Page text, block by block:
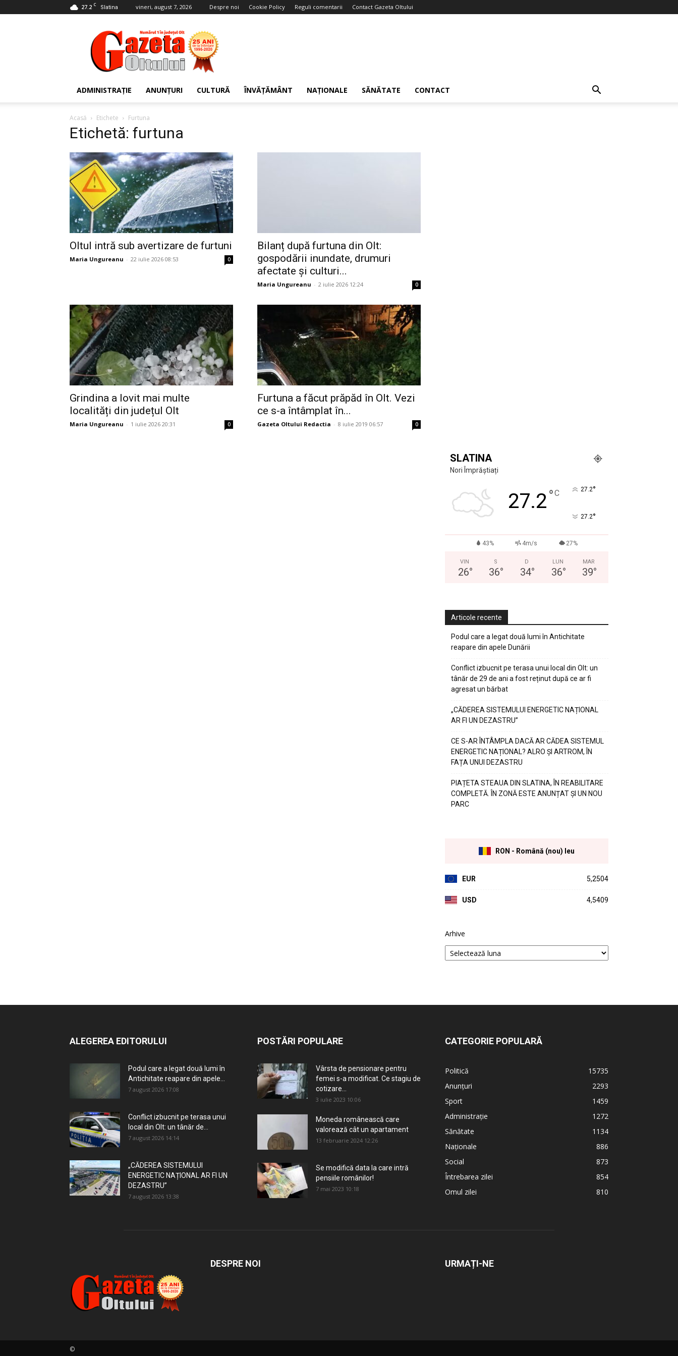
27.2 C Slatina vineri, august 7, 2026 Despre noi Cookie Policy Reguli comentarii Contact Gazeta Oltului
Gazeta
Oltului
ADMINISTRAȚIE ANUNȚURI CULTURĂ ÎNVĂȚĂMÂNT NAȚIONALE SĂNĂTATE CONTACT
Acasă Etichete Furtuna
Etichetă: furtuna
Oltul intră sub avertizare de furtuni
Maria Ungureanu - 22 iulie 2026 08:53 0
Bilanț după furtuna din Olt:
gospodării inundate, drumuri
afectate și culturi...
Maria Ungureanu - 2 iulie 2026 12:24 0
Grindina a lovit mai multe
localități din județul Olt
Maria Ungureanu - 1 iulie 2026 20:31 0
Furtuna a făcut prăpăd în Olt. Vezi
ce s-a întâmplat în...
Gazeta Oltului Redactia - 8 iulie 2019 06:57 0
SLATINA
Nori Împrăștiați
27.2°C 27.2°
27.2°
43% 4m/s 27%
VIN
26°
S
36°
D
34°
LUN
36°
MAR
39°
Articole recente
Podul care a legat două lumi în Antichitate
reapare din apele Dunării
Conflict izbucnit pe terasa unui local din Olt: un
tânăr de 29 de ani a fost reținut după ce ar fi
agresat un bărbat
„CĂDEREA SISTEMULUI ENERGETIC NAȚIONAL
AR FI UN DEZASTRU”
CE S-AR ÎNTÂMPLA DACĂ AR CĂDEA SISTEMUL
ENERGETIC NAȚIONAL? ALRO ȘI ARTROM, ÎN
FAȚA UNUI DEZASTRU
PIAȚETA STEAUA DIN SLATINA, ÎN REABILITARE
COMPLETĂ. ÎN ZONĂ ESTE ANUNȚAT ȘI UN NOU
PARC
RON - Română (nou) leu
EUR 5,2504
USD 4,5409
Arhive
ALEGEREA EDITORULUI
Podul care a legat două lumi în
Antichitate reapare din apele...
7 august 2026 17:08
Conflict izbucnit pe terasa unui
local din Olt: un tânăr de...
7 august 2026 14:14
„CĂDEREA SISTEMULUI
ENERGETIC NAȚIONAL AR FI UN
DEZASTRU”
7 august 2026 13:38
POSTĂRI POPULARE
Vârsta de pensionare pentru
femei s-a modificat. Ce stagiu de
cotizare...
3 iulie 2023 10:06
Moneda românească care
valorează cât un apartament
13 februarie 2024 12:26
Se modifică data la care intră
pensiile românilor!
7 mai 2023 10:18
CATEGORIE POPULARĂ
Politică
15735
Anunțuri
2293
Sport
1459
Administrație
1272
Sănătate
1134
Naționale
886
Social
873
Întrebarea zilei
854
Omul zilei
810
DESPRE NOI URMAȚI-NE
©